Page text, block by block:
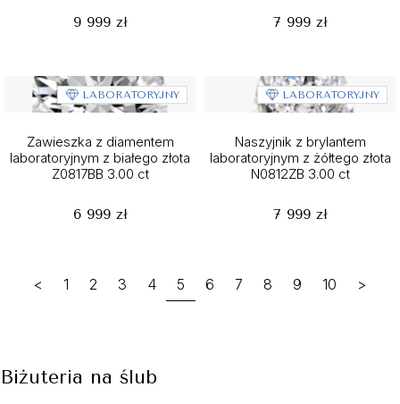
9 999 zł 7 999 zł
LABORATORYJNY
Zawieszka z diamentem
laboratoryjnym z białego złota
Z0817BB 3.00 ct
6 999 zł
LABORATORYJNY
Naszyjnik z brylantem
laboratoryjnym z żółtego złota
N0812ZB 3.00 ct
7 999 zł
< 1 2 3 4 5 6 7 8 9 10 >
Biżuteria na ślub